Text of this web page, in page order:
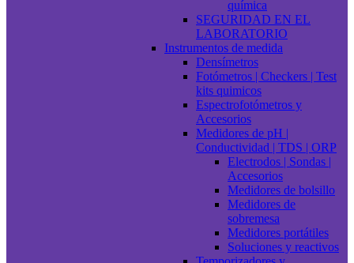
química
SEGURIDAD EN EL
LABORATORIO
Instrumentos de medida
Densímetros
Fotómetros | Checkers | Test
kits quimicos
Espectrofotómetros y
Accesorios
Medidores de pH |
Conductividad | TDS | ORP
Electrodos | Sondas |
Accesorios
Medidores de bolsillo
Medidores de
sobremesa
Medidores portátiles
Soluciones y reactivos